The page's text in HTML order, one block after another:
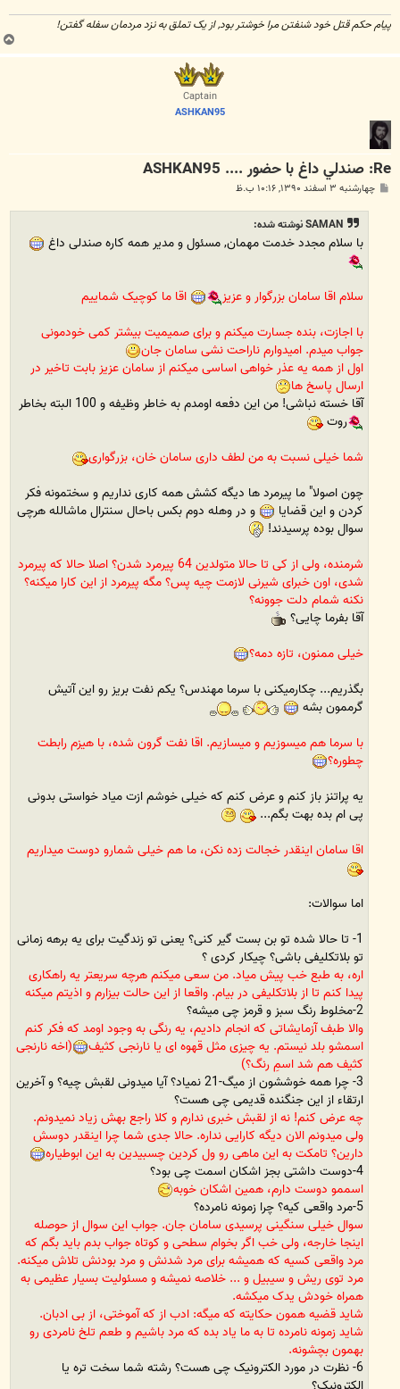
پیام حکم قتل خود شنفتن مرا خوشتر بود, از یک تملق به نزد مردمان سفله گفتن!
Captain
ASHKAN95
Re: صندلي داغ با حضور .... ASHKAN95
س
چهارشنبه ۳ اسفند ۱۳۹۰, ۱۰:۱۶ ب.ظ
SAMAN نوشته شده:
با سلام مجدد خدمت مهمان, مسئول و مدیر همه کاره صندلی داغ
سلام اقا سامان بزرگوار و عزیز
اقا ما کوچیک شماییم
با اجازت، بنده جسارت میکنم و برای صمیمیت بیشتر کمی خودمونی
جواب میدم. امیدوارم ناراحت نشی سامان جان
اول از همه یه عذر خواهی اساسی میکنم از سامان عزیز بابت تاخیر در
ارسال پاسخ ها
آقا خسته نباشی! من این دفعه اومدم به خاطر وظیفه و 100 البته بخاطر
روت
شما خیلی نسبت به من لطف داری سامان خان، بزرگواری
چون اصولا" ما پیرمرد ها دیگه کشش همه کاری نداریم و سختمونه فکر
کردن و این قضایا
و در وهله دوم بکس باحال سنترال ماشالله هرچی
سوال بوده پرسیدند!
شرمنده، ولی از کی تا حالا متولدین 64 پیرمرد شدن؟ اصلا حالا که پیرمرد
شدی، اون خبرای شیرنی لازمت چیه پس؟ مگه پیرمرد از این کارا میکنه؟
نکنه شمام دلت جوونه؟
آقا بفرما چایی؟
خیلی ممنون، تازه دمه؟
بگذریم... چکارمیکنی با سرما مهندس؟ یکم نفت بریز رو این آتیش
گرممون بشه
با سرما هم میسوزیم و میسازیم. اقا نفت گرون شده، با هیزم رابطت
چطوره؟
یه پراتنز باز کنم و عرض کنم که خیلی خوشم ازت میاد خواستی بدونی
پی ام بده بهت بگم...
اقا سامان اینقدر خجالت زده نکن، ما هم خیلی شمارو دوست میداریم
اما سوالات:
1- تا حالا شده تو بن بست گیر کنی؟ یعنی تو زندگیت برای یه برهه زمانی
تو بلاتکلیفی باشی؟ چیکار کردی ؟
اره، به طبع خب پیش میاد. من سعی میکنم هرچه سریعتر یه راهکاری
پیدا کنم تا از بلاتکلیفی در بیام. واقعا از این حالت بیزارم و اذیتم میکنه
2-مخلوط رنگ سبز و قرمز چی میشه؟
والا طبف آزمایشاتی که انجام دادیم، یه رنگی به وجود اومد که فکر کنم
اسمشو بلد نیستم. یه چیزی مثل قهوه ای یا نارنجی کثیف
(اخه نارنجی
کثیف هم شد اسمِ رنگ؟)
3- چرا همه خوششون از میگ-21 نمیاد؟ آیا میدونی لقبش چیه؟ و آخرین
ارتقاء از این جنگنده قدیمی چی هست؟
چه عرض کنم! نه از لقبش خبری ندارم و کلا راجع بهش زیاد نمیدونم.
ولی میدونم الان دیگه کارایی نداره. حالا جدی شما چرا اینقدر دوسش
دارین؟ تامکت به این ماهی رو ول کردین چسبیدین به این ابوطیاره
4-دوست داشتی بجز اشکان اسمت چی بود؟
اسممو دوست دارم، همین اشکان خوبه
5-مرد واقعی کیه؟ چرا زمونه نامرده؟
سوال خیلی سنگینی پرسیدی سامان جان. جواب این سوال از حوصله
اینجا خارجه، ولی خب اگر بخوام سطحی و کوتاه جواب بدم باید بگم که
مرد واقعی کسیه که همیشه برای مرد شدنش و مرد بودنش تلاش میکنه.
مرد توی ریش و سیبیل و ... خلاصه نمیشه و مسئولیت بسیار عظیمی به
همراه خودش یدک میکشه.
شاید قضیه همون حکایته که میگه: ادب از که آموختی، از بی ادبان.
شاید زمونه نامرده تا به ما یاد بده که مرد باشیم و طعم تلخ نامردی رو
بهمون بچشونه.
6- نظرت در مورد الکترونیک چی هست؟ رشته شما سخت تره یا